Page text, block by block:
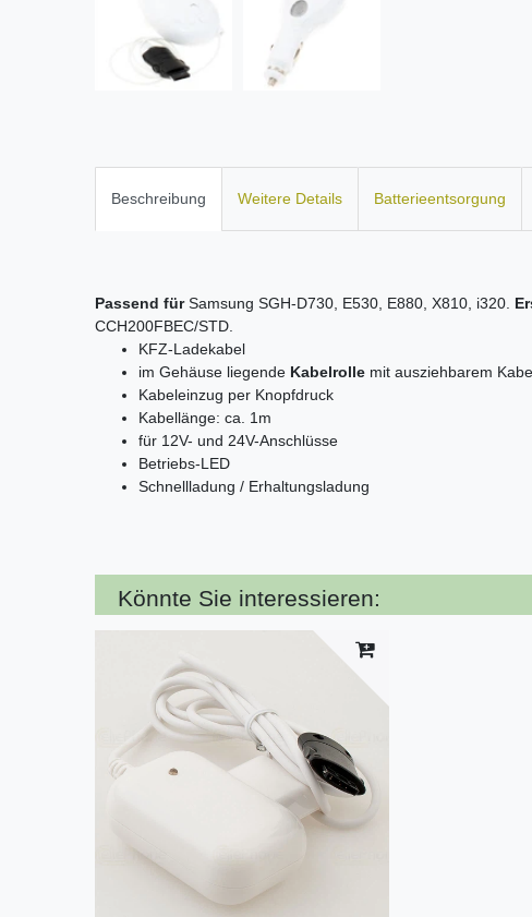
Beschreibung Weitere Details Batterieentsorgung
Passend fürSamsung SGH-D730, E530, E880, X810, i320.
CCH200FBEC/STD.
KFZ-Ladekabel
im Gehäuse liegende Kabelrolle mit ausziehbarem
Kabeleinzug per Knopfdruck
Kabellänge: ca. 1m
für 12V- und 24V-Anschlüsse
Betriebs-LED
Schnellladung / Erhaltungsladung
Könnte Sie interessieren: